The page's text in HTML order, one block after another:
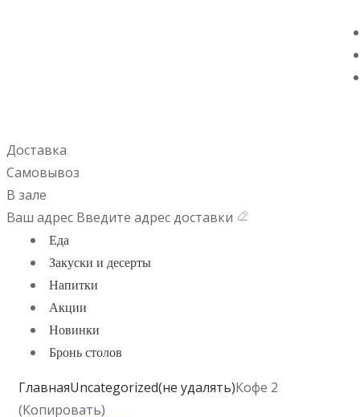
Доставка
Самовывоз
В зале
Ваш адрес Введите адрес доставки
Еда
Закуски и десерты
Напитки
Акции
Новинки
Бронь столов
ГлавнаяUncategorized(не удалять)Кофе 2
(Копировать)